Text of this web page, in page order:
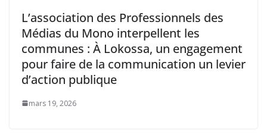
‎L’association des Professionnels des
Médias du Mono interpellent les
communes : À Lokossa, un engagement
pour faire de la communication un levier
d’action publique
mars 19, 2026